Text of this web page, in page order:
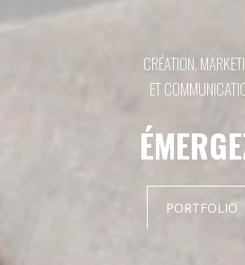
CRÉATION,
ET
PORTFOLIO